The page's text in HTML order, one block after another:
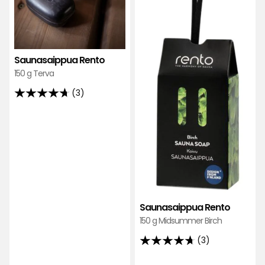
Saunasaippua Rento
150 g Terva
(3)
4.7
Saunasaippua Rento
150 g Midsummer Birch
(3)
4.7